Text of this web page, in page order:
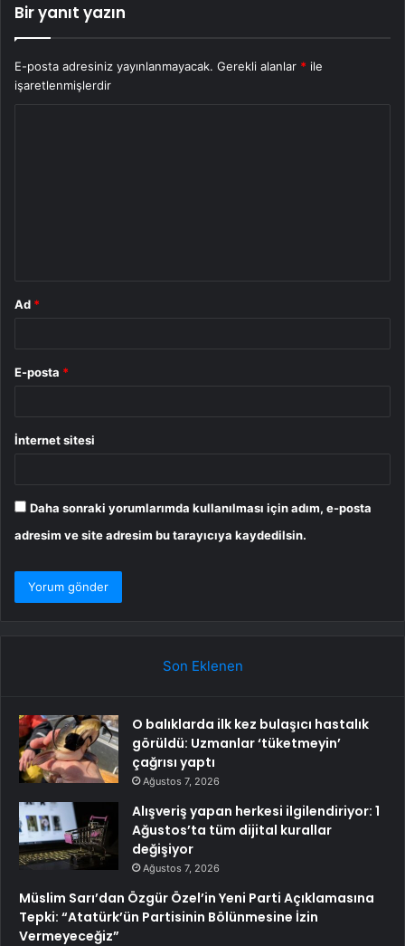
Bir yanıt yazın
E-posta adresiniz yayınlanmayacak. Gerekli alanlar * ile
işaretlenmişlerdir
Ad *
E-posta *
İnternet sitesi
Daha sonraki yorumlarımda kullanılması için adım, e-posta
adresim ve site adresim bu tarayıcıya kaydedilsin.
Son Eklenen
O balıklarda ilk kez bulaşıcı hastalık
görüldü: Uzmanlar ‘tüketmeyin’
çağrısı yaptı
Ağustos 7, 2026
Alışveriş yapan herkesi ilgilendiriyor: 1
Ağustos’ta tüm dijital kurallar
değişiyor
Ağustos 7, 2026
Müslim Sarı’dan Özgür Özel’in Yeni Parti Açıklamasına
Tepki: “Atatürk’ün Partisinin Bölünmesine İzin
Vermeyeceğiz”